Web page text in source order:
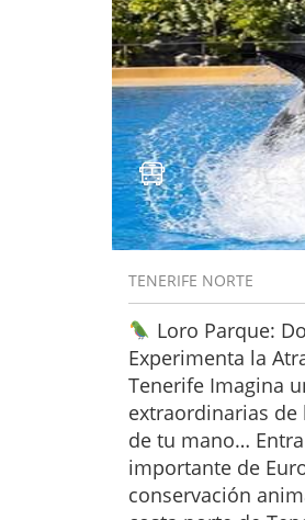
TENERIFE NORTE
Loro Parque:
Experimenta la
Tenerife Imagina
extraordinarias de
de tu mano…
importante de
conservación